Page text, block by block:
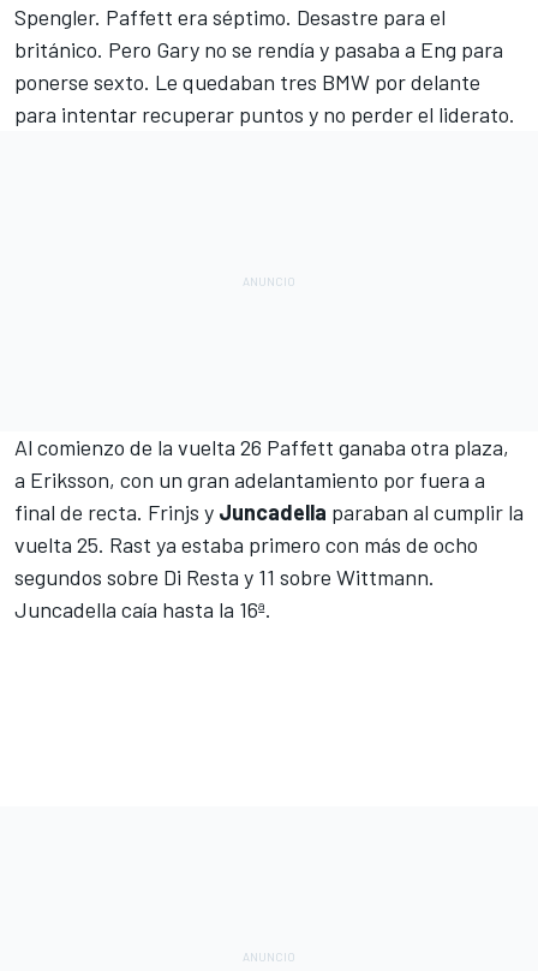
Spengler. Paffett era séptimo. Desastre para el
británico. Pero Gary no se rendía y pasaba a Eng para
ponerse sexto. Le quedaban tres BMW por delante
para intentar recuperar puntos y no perder el liderato.
Al comienzo de la vuelta 26 Paffett ganaba otra plaza,
a Eriksson, con un gran adelantamiento por fuera a
final de recta. Frinjs y Juncadella paraban al cumplir la
vuelta 25. Rast ya estaba primero con más de ocho
segundos sobre Di Resta y 11 sobre Wittmann.
Juncadella caía hasta la 16ª.